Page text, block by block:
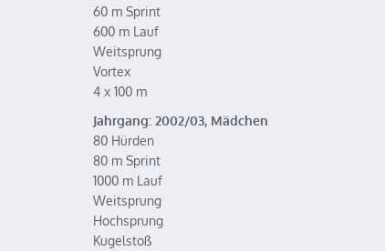
60 m Sprint
600 m Lauf
Weitsprung
Vortex
4 x 100 m
Jahrgang: 2002/03, Mädchen
80 Hürden
80 m Sprint
1000 m Lauf
Weitsprung
Hochsprung
Kugelstoß